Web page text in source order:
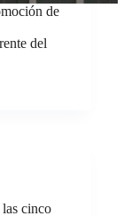
de
del
cinco